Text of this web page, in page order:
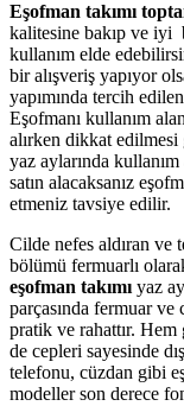
Eşofman takımı
kalitesine bakıp ve iyi
kullanım elde
bir alışveriş yapıyor
yapımında tercih
Eşofmanı kullanım
alırken dikkat edilmesi
yaz aylarında
satın alacaksanız
etmeniz tavsiye edilir.
Cilde nefes aldıran ve
bölümü fermuarlı
eşofman takımı yaz
parçasında fermuar ve
pratik ve rahattır. Hem
de cepleri sayesinde
telefonu, cüzdan gibi
modeller son derece